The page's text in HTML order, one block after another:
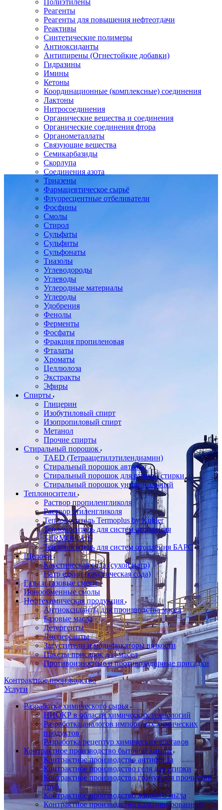
Полиэтилены
Реагенты
Реагенты для повышения нефтеотдачи
Реактивы
Синтетические полимеры
Антиоксиданты
Антипирены (Огнестойкие добавки)
Гидразины
Имины
Кетоны
Координационные (комплексные) соединения
Лактоны
Нитросоединения
Органические вещества и соединения
Органические соединения фтора
Органометаллаты
Связующие вещества
Семикарбазиды
Скорлупа
Соединения азота
Триазены
Фармацевтическое сырьё
Флуоресцентные отбеливатели
Фосфины
Смолы
Стирол
Сульфаты
Сульфиты
Сульфонаты
Тиазолы
Углеводороды
Углеводы
Углеродные материалы
Углероды
Удобрения
Фенолы
Ферменты
Фосфаты
Фракция пропиленовая
Фталаты
Хроматы
Целлюлоза
Экстракты
Эфиры
Спирты
Глицерин
Изобутиловый спирт
Изопропиловый спирт
Метанол
Прочие спирты
Стиральный порошок
TAED (Тетраацетилэтилендиамин)
Стиральный порошок автомат
Стиральный порошок для ручной стирки
Стиральный порошок универсальный
Теплоносители
Раствор пропиленгликоля
Раствор этиленгликоля
Теплоноситель Termoplus by Kuhler
Теплоноситель для систем отопления
TERMOPLUS
Теплоноситель для систем отопления БАРС
Щёлочи
Каустическая сода (сухой натр)
Натр едкий (каустическая сода)
Газы и газовые смеси
Ионообменные смолы
Нефтехимическая продукция
Антиоксиданты для производства масел
Базовые масла
Детергенты
Дисперсанты
Загустители и модификаторы вязкости
Пакеты присадок для масел
Противоизносные и противозадирные присадки
Контрактное производство
Услуги
Разработка химического сырья
НИОКР в области химических технологий
Разработка аналогов импортных химических
продуктов
Разработка рецептур химических составов
Контрактное производство бытовой химии
Контрактное производство антифриза
Контрактное производство геля для стирки
Контрактное производство гранул для прочистки
труб
Контрактное производство жидкого мыла
Контрактное производство кальцинированной